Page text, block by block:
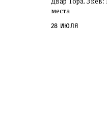
слово в
места
28 июля